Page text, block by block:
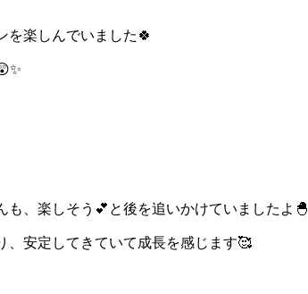
を楽しんでいました🍀
も、楽しそう💕と後を追いかけていましたよ🐣
、安定してきていて成長を感じます🥰